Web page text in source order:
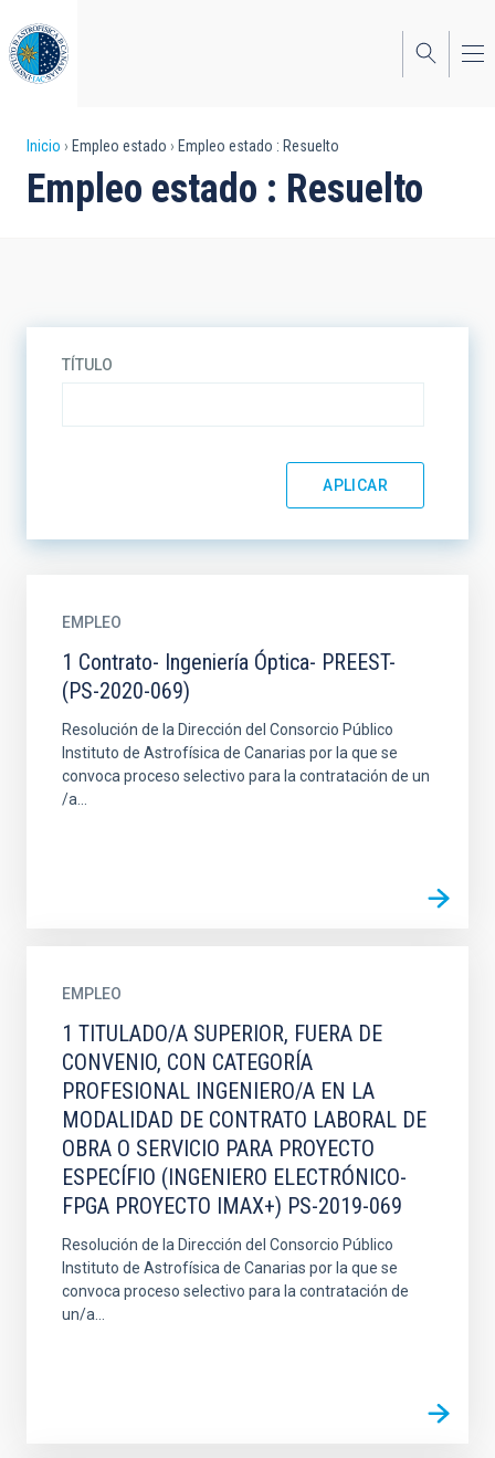
al
contenido
principal
Sobrescribir
enlaces
navegación
Inicio Empleo estado Empleo estado : Resuelto
Empleo estado : Resuelto
TÍTULO
EMPLEO
1 Contrato- Ingeniería Óptica- PREEST-
(PS-2020-069)
Resolución de la Dirección del Consorcio Público
Instituto de Astrofísica de Canarias por la que se
convoca proceso selectivo para la contratación de un
/a...
EMPLEO
1 TITULADO/A SUPERIOR, FUERA DE
CONVENIO, CON CATEGORÍA
PROFESIONAL INGENIERO/A EN LA
MODALIDAD DE CONTRATO LABORAL DE
OBRA O SERVICIO PARA PROYECTO
ESPECÍFIO (INGENIERO ELECTRÓNICO-
FPGA PROYECTO IMAX+) PS-2019-069
Resolución de la Dirección del Consorcio Público
Instituto de Astrofísica de Canarias por la que se
convoca proceso selectivo para la contratación de
un/a...